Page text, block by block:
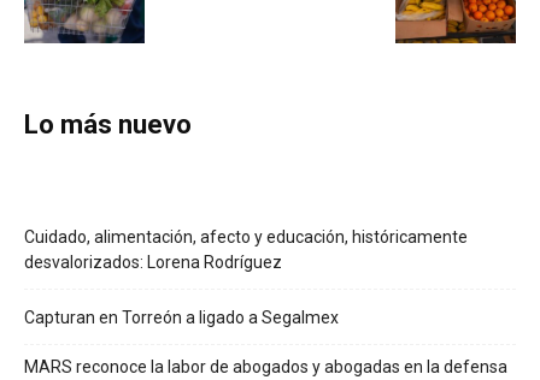
Lo más nuevo
Cuidado, alimentación, afecto y educación, históricamente
desvalorizados: Lorena Rodríguez
Capturan en Torreón a ligado a Segalmex
MARS reconoce la labor de abogados y abogadas en la defensa